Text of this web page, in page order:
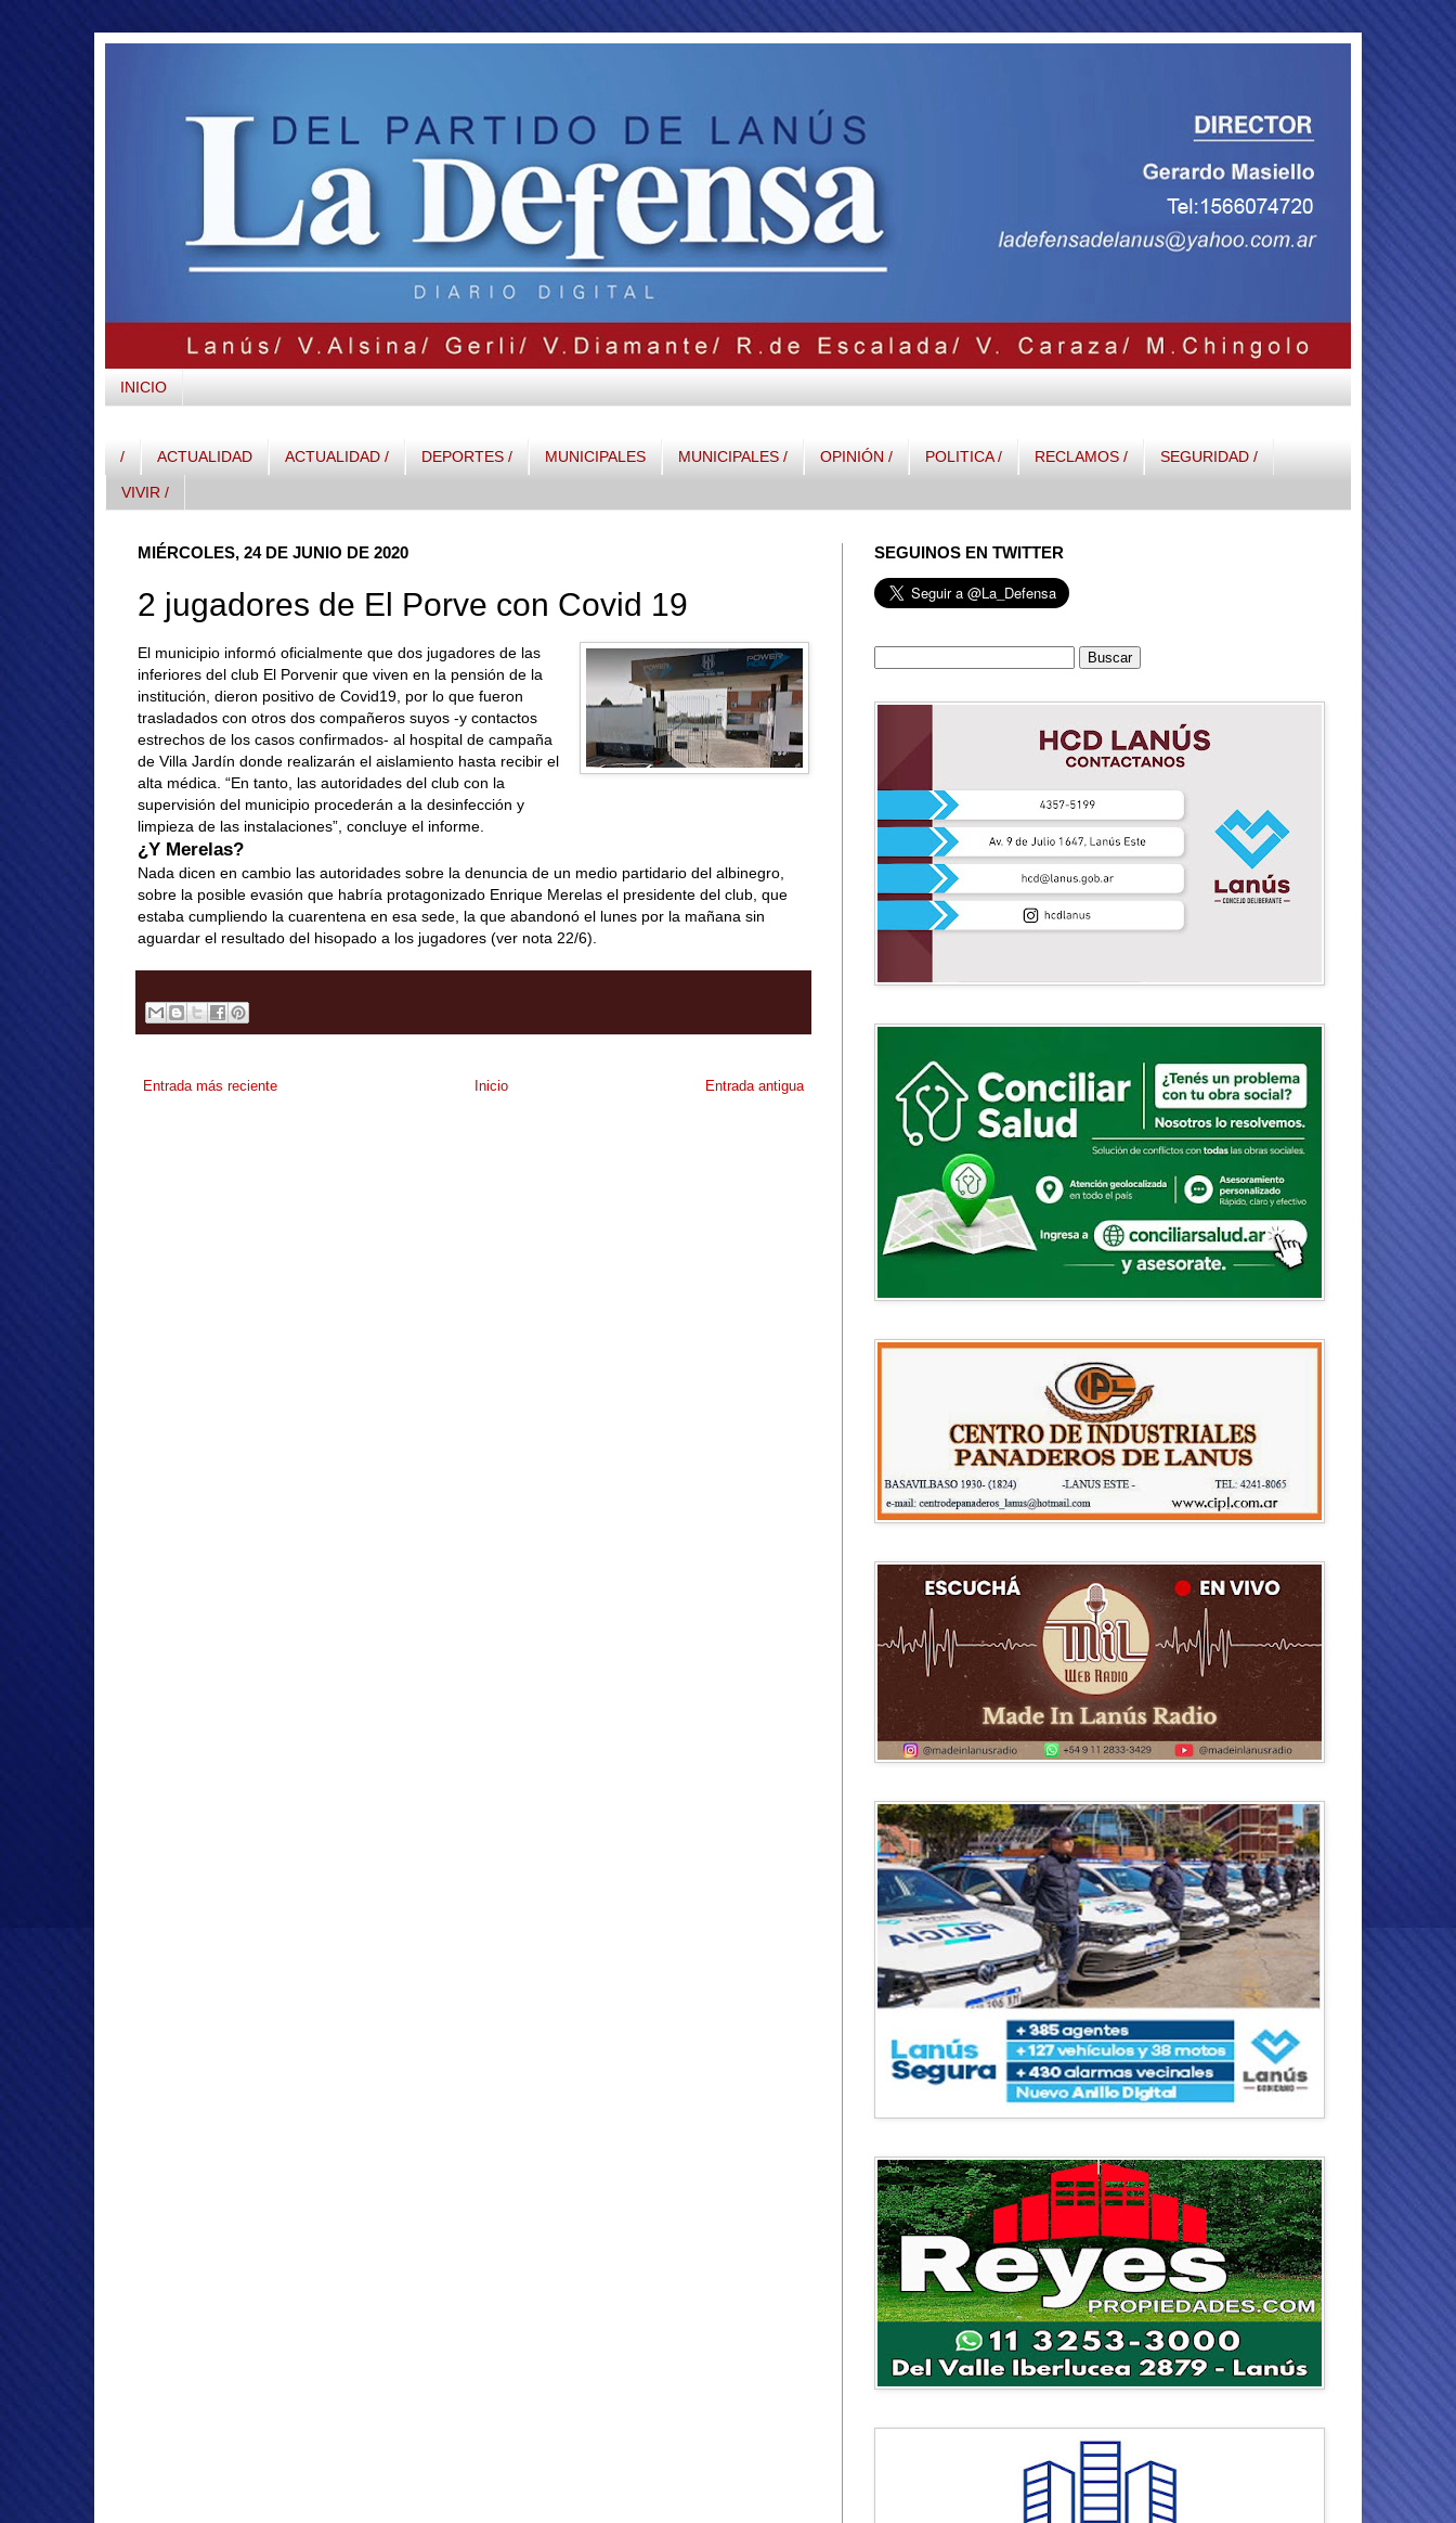
INICIO
/ ACTUALIDAD ACTUALIDAD / DEPORTES / MUNICIPALES MUNICIPALES / OPINIÓN / POLITICA / RECLAMOS / SEGURIDAD /
VIVIR /
MIÉRCOLES, 24 DE JUNIO DE 2020
2 jugadores de El Porve con Covid 19
El municipio informó oficialmente que dos jugadores de las
inferiores del club El Porvenir que viven en la pensión de la
institución, dieron positivo de Covid19, por lo que fueron
trasladados con otros dos compañeros suyos -y contactos
estrechos de los casos confirmados- al hospital de campaña
de Villa Jardín donde realizarán el aislamiento hasta recibir el
alta médica. “En tanto, las autoridades del club con la
supervisión del municipio procederán a la desinfección y
limpieza de las instalaciones”, concluye el informe.
¿Y Merelas?
Nada dicen en cambio las autoridades sobre la denuncia de un medio partidario del albinegro,
sobre la posible evasión que habría protagonizado Enrique Merelas el presidente del club, que
estaba cumpliendo la cuarentena en esa sede, la que abandonó el lunes por la mañana sin
aguardar el resultado del hisopado a los jugadores (ver nota 22/6).
Entrada más reciente Entrada antigua
Inicio
SEGUINOS EN TWITTER